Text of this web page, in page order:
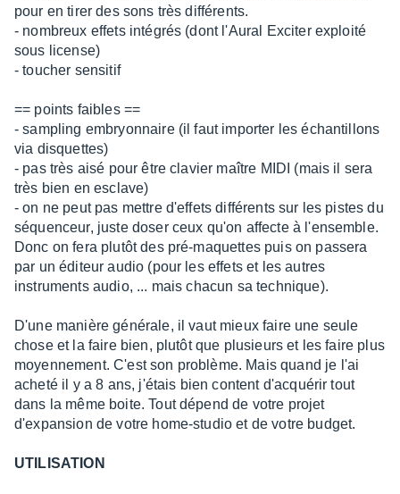
pour en tirer des sons très différents.
- nombreux effets intégrés (dont l'Aural Exciter exploité
sous license)
- toucher sensitif
== points faibles ==
- sampling embryonnaire (il faut importer les échantillons
via disquettes)
- pas très aisé pour être clavier maître MIDI (mais il sera
très bien en esclave)
- on ne peut pas mettre d'effets différents sur les pistes du
séquenceur, juste doser ceux qu'on affecte à l'ensemble.
Donc on fera plutôt des pré-maquettes puis on passera
par un éditeur audio (pour les effets et les autres
instruments audio, ... mais chacun sa technique).
D'une manière générale, il vaut mieux faire une seule
chose et la faire bien, plutôt que plusieurs et les faire plus
moyennement. C'est son problème. Mais quand je l'ai
acheté il y a 8 ans, j'étais bien content d'acquérir tout
dans la même boite. Tout dépend de votre projet
d'expansion de votre home-studio et de votre budget.
UTILISATION